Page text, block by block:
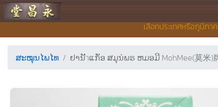
เลือกประเทศหรือภูมิภ
ຮ້ານຂາຍຢາ ຢງເຊີຍງຕຶ໊ງ
ສະໝຸນໄພໄທ ຢານັำແກັ່ອ ສມຸນ່ພຣ ຫມອມີ MohMee(莫米)